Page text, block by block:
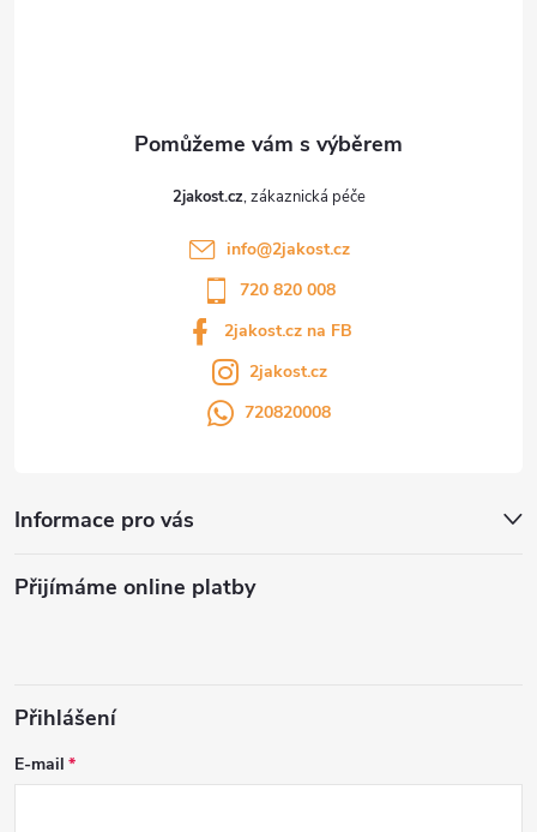
2jakost.cz
info@2jakost.cz
720 820 008
2jakost.cz na FB
2jakost.cz
720820008
Informace pro vás
Přijímáme online platby
Přihlášení
E-mail